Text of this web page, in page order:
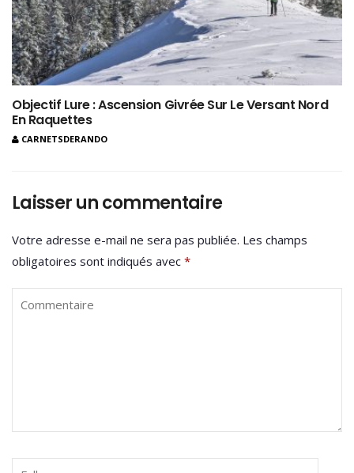
Objectif Lure : Ascension Givrée Sur Le Versant Nord
En Raquettes
CARNETSDERANDO
Laisser un commentaire
Votre adresse e-mail ne sera pas publiée. Les champs
obligatoires sont indiqués avec *